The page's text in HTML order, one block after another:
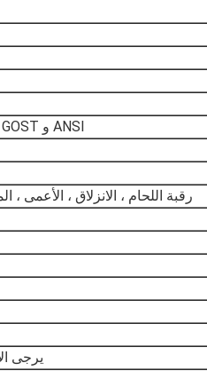
ANSI و ASTM DIN EN BS JIS GOST إلخ.
رقبة اللحام ، الانزلاق ، الأعمى ،
يرجى